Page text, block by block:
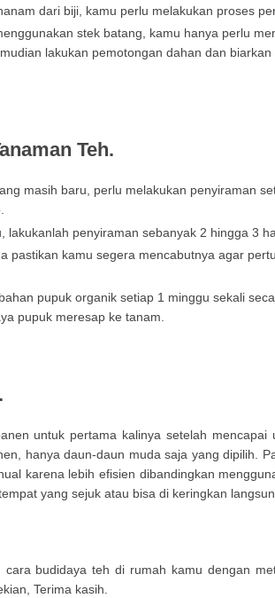
dari biji, kamu perlu melakukan proses
stek batang, kamu hanya perlu
lakukan pemotongan dahan dan
Teh.
masih baru, perlu melakukan penyiraman
lakukanlah penyiraman sebanyak 2 hingga 3
pastikan kamu segera mencabutnya agar
pupuk organik setiap 1 minggu sekali
pupuk meresap ke tanam.
untuk pertama kalinya setelah mencapai
hanya daun-daun muda saja yang dipilih.
karena lebih efisien dibandingkan
yang sejuk atau bisa di keringkan
cara budidaya teh di rumah kamu dengan
Terima kasih.